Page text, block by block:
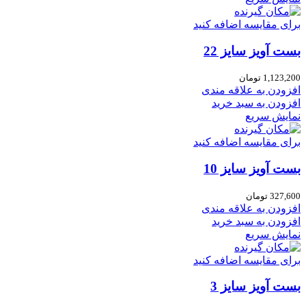
برای مقایسه اضافه کنید
بست آویز سایز 22
1,123,200 تومان
افزودن به علاقه مندی
افزودن به سبد خرید
نمایش سریع
برای مقایسه اضافه کنید
بست آویز سایز 10
327,600 تومان
افزودن به علاقه مندی
افزودن به سبد خرید
نمایش سریع
برای مقایسه اضافه کنید
بست آویز سایز 3